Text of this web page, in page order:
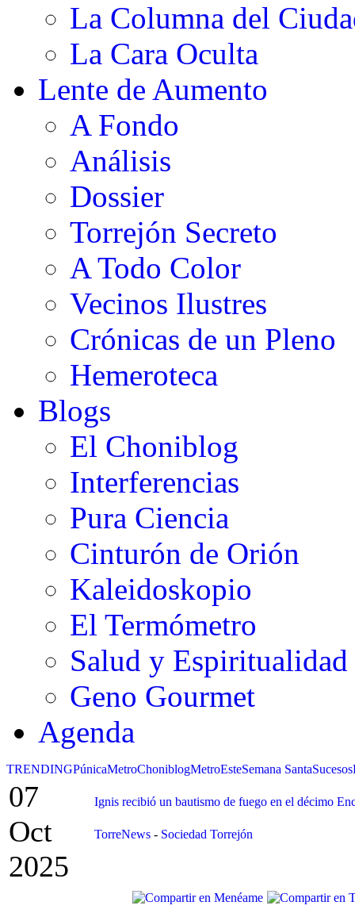
La Columna del
La Cara Oculta
Lente de Aumento
A Fondo
Análisis
Dossier
Torrejón Secreto
A Todo Color
Vecinos Ilustres
Crónicas de un Pleno
Hemeroteca
Blogs
El Choniblog
Interferencias
Pura Ciencia
Cinturón de Orión
Kaleidoskopio
El Termómetro
Salud y Espiritualidad
Geno Gourmet
Agenda
TRENDINGPúnicaMetroChoniblogMetroEsteSemana SantaSucesos
07
Oct
2025
Ignis recibió un bautismo de fuego en el décimo
TorreNews - Sociedad Torrejón